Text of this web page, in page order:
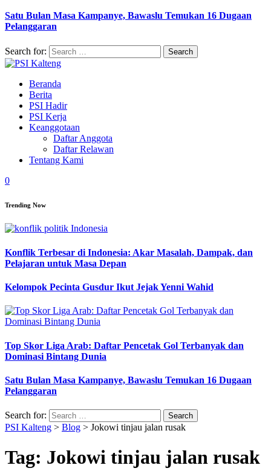
Satu Bulan Masa Kampanye, Bawaslu Temukan 16 Dugaan
Pelanggaran
Search for:
Beranda
Berita
PSI Hadir
PSI Kerja
Keanggotaan
Daftar Anggota
Daftar Relawan
Tentang Kami
0
Trending Now
Konflik Terbesar di Indonesia: Akar Masalah, Dampak, dan
Pelajaran untuk Masa Depan
Kelompok Pecinta Gusdur Ikut Jejak Yenni Wahid
Top Skor Liga Arab: Daftar Pencetak Gol Terbanyak dan
Dominasi Bintang Dunia
Satu Bulan Masa Kampanye, Bawaslu Temukan 16 Dugaan
Pelanggaran
Search for:
PSI Kalteng > Blog > Jokowi tinjau jalan rusak
Tag: Jokowi tinjau jalan rusak